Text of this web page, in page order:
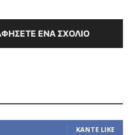
ΈΝΑ ΣΧΌΛΙΟ
ΚΆΝΤΕ LIKE